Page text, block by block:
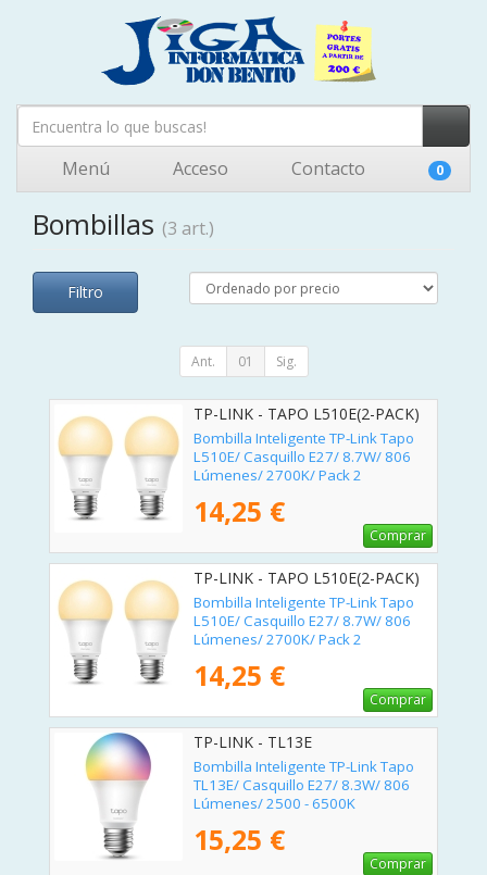
Menú Acceso Contacto 0
Bombillas (3 art.)
Filtro
Ant. 01 Sig.
TP-LINK - TAPO L510E(2-PACK)
Bombilla Inteligente TP-Link Tapo
L510E/ Casquillo E27/ 8.7W/ 806
Lúmenes/ 2700K/ Pack 2
14,25 €
Comprar
TP-LINK - TAPO L510E(2-PACK)
V2
Bombilla Inteligente TP-Link Tapo
L510E/ Casquillo E27/ 8.7W/ 806
Lúmenes/ 2700K/ Pack 2
14,25 €
Comprar
TP-LINK - TL13E
Bombilla Inteligente TP-Link Tapo
TL13E/ Casquillo E27/ 8.3W/ 806
Lúmenes/ 2500 - 6500K
15,25 €
Comprar